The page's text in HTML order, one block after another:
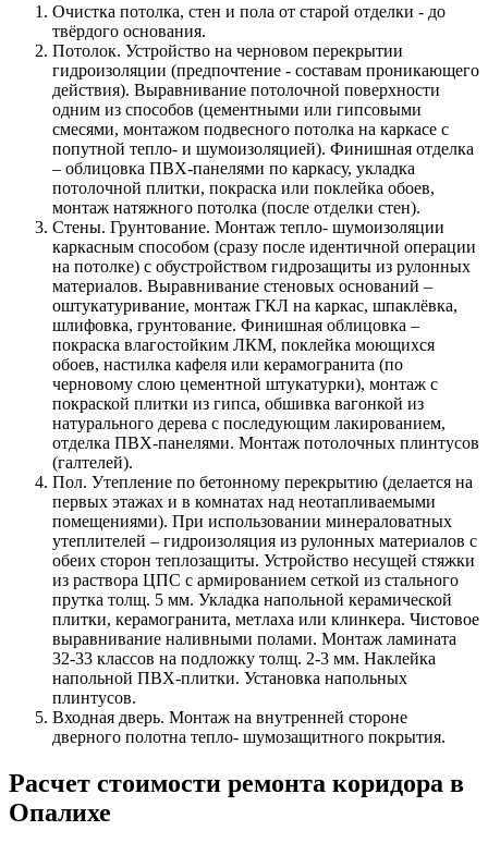
Очистка потолка, стен и пола от старой отделки - до
твёрдого основания.
Потолок. Устройство на черновом перекрытии
гидроизоляции (предпочтение - составам проникающего
действия). Выравнивание потолочной поверхности
одним из способов (цементными или гипсовыми
смесями, монтажом подвесного потолка на каркасе с
попутной тепло- и шумоизоляцией). Финишная отделка
– облицовка ПВХ-панелями по каркасу, укладка
потолочной плитки, покраска или поклейка обоев,
монтаж натяжного потолка (после отделки стен).
Стены. Грунтование. Монтаж тепло- шумоизоляции
каркасным способом (сразу после идентичной операции
на потолке) с обустройством гидрозащиты из рулонных
материалов. Выравнивание стеновых оснований –
оштукатуривание, монтаж ГКЛ на каркас, шпаклёвка,
шлифовка, грунтование. Финишная облицовка –
покраска влагостойким ЛКМ, поклейка моющихся
обоев, настилка кафеля или керамогранита (по
черновому слою цементной штукатурки), монтаж с
покраской плитки из гипса, обшивка вагонкой из
натурального дерева с последующим лакированием,
отделка ПВХ-панелями. Монтаж потолочных плинтусов
(галтелей).
Пол. Утепление по бетонному перекрытию (делается на
первых этажах и в комнатах над неотапливаемыми
помещениями). При использовании минераловатных
утеплителей – гидроизоляция из рулонных материалов с
обеих сторон теплозащиты. Устройство несущей стяжки
из раствора ЦПС с армированием сеткой из стального
прутка толщ. 5 мм. Укладка напольной керамической
плитки, керамогранита, метлаха или клинкера. Чистовое
выравнивание наливными полами. Монтаж ламината
32-33 классов на подложку толщ. 2-3 мм. Наклейка
напольной ПВХ-плитки. Установка напольных
плинтусов.
Входная дверь. Монтаж на внутренней стороне
дверного полотна тепло- шумозащитного покрытия.
Расчет стоимости ремонта коридора в
Опалихе